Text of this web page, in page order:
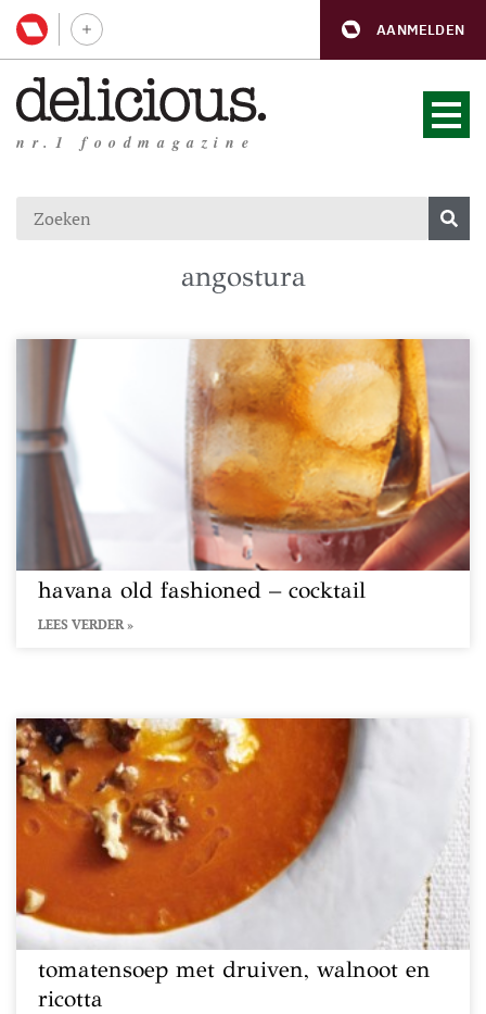
AANMELDEN
nr.1 foodmagazine
angostura
havana old fashioned – cocktail
LEES VERDER »
tomatensoep met druiven, walnoot en
ricotta